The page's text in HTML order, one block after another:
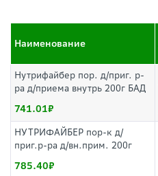
Наименование
Нутрифайбер пор. д/приг. р-
ра д/приема внутрь 200г БАД
741.01
НУТРИФАЙБЕР пор-к д/
приг.р-ра д/вн.прим. 200г
785.40